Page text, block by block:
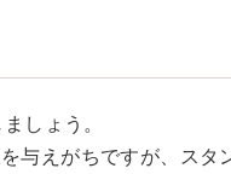
しょう。
与えがちですが、スタ